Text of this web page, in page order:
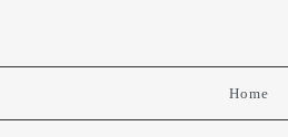
Home